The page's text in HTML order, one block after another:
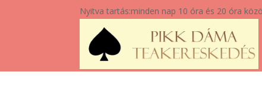
Nyitva tartás:minden nap 10 óra és 20 óra